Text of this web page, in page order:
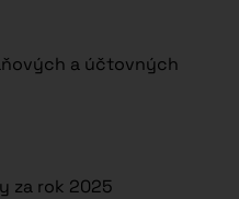
a účtovných
za rok 2025